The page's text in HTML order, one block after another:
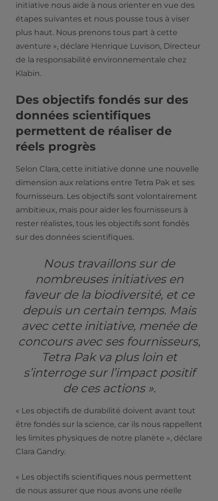
initiative nous aide à nous orienter en vue des
étapes suivantes et nous pousse tous à viser
plus haut. Nous prenons tous part à cette
aventure », déclare Henrique Luvison, Directeur
de la responsabilité environnementale chez
Klabin.
Des objectifs fondés sur des
données scientifiques
permettent de réaliser de
réels progrès
Selon Clara, cette initiative donne une nouvelle
dimension aux relations entre Tetra Pak et ses
fournisseurs. Les objectifs sont volontairement
ambitieux, mais pour aider les fournisseurs à
rester réalistes, tous les objectifs sont fondés
sur des données scientifiques.
Nous travaillons sur de
nombreuses initiatives en
faveur de la biodiversité, et ce
depuis un certain temps. Mais
avec cette initiative, menée de
concours avec ses fournisseurs,
Tetra Pak va plus loin et
s’interroge sur l’impact positif
de ces actions ».
« Les objectifs de durabilité doivent avant tout
être fondés sur la science, car ils nous rappellent
les limites physiques de notre planète », déclare
Clara Gandry.
« Les objectifs scientifiques nous permettent
de nous assurer que nous avons une réelle